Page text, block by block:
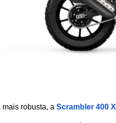
robusta, a Scrambler 400 X